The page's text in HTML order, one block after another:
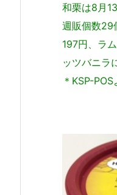
和栗は8月
週販個数29
197円、ラ
ッツバニラ
＊KSP-